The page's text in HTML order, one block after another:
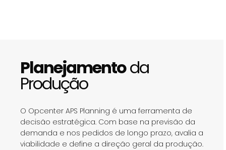
Planejamentoda
Produção
O Opcenter APS Planning é uma ferramenta de
decisão estratégica. Com base na previsão da
demanda e nos pedidos de longo prazo, avalia a
viabilidade e define a direção geral da produção.